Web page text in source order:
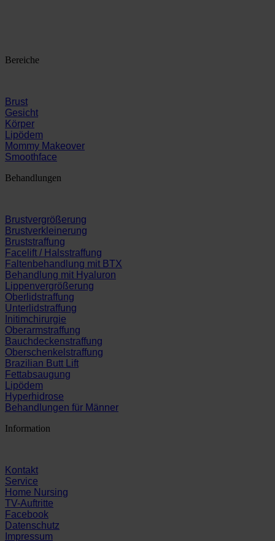
Bereiche
Brust
Gesicht
Körper
Lipödem
Mommy Makeover
Smoothface
Behandlungen
Brustvergrößerung
Brustverkleinerung
Bruststraffung
Facelift / Halsstraffung
Faltenbehandlung mit BTX
Behandlung mit Hyaluron
Lippenvergrößerung
Oberlidstraffung
Unterlidstraffung
Initimchirurgie
Oberarmstraffung
Bauchdeckenstraffung
Oberschenkelstraffung
Brazilian Butt Lift
Fettabsaugung
Lipödem
Hyperhidrose
Behandlungen für Männer
Information
Kontakt
Service
Home Nursing
TV-Auftritte
Facebook
Datenschutz
Impressum